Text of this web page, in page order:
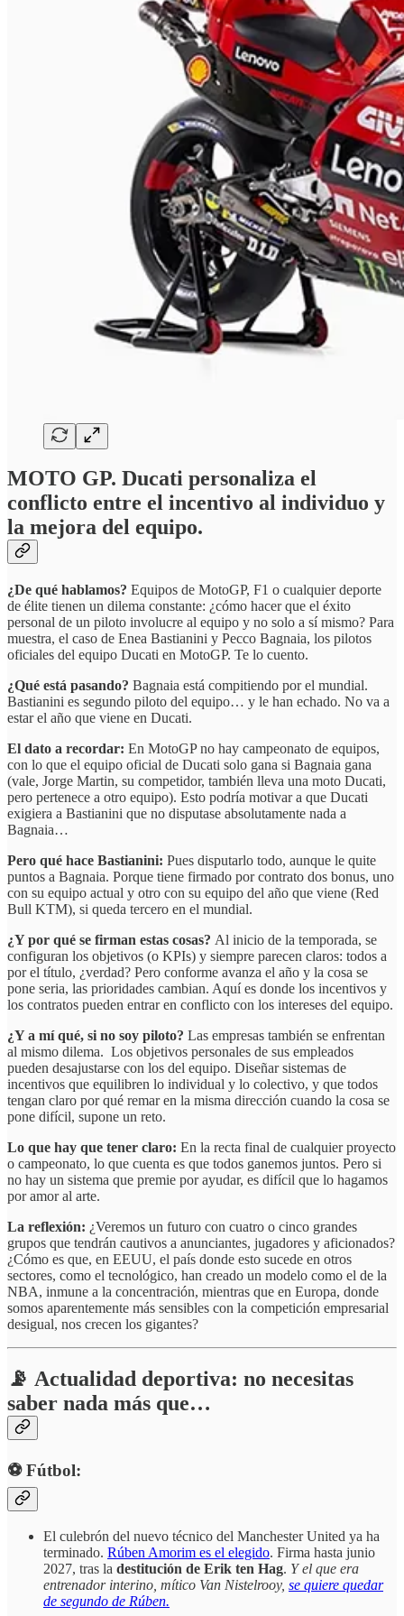
MOTO GP. Ducati personaliza el
conflicto entre el incentivo al individuo y
la mejora del equipo.
¿De qué hablamos? Equipos de MotoGP, F1 o cualquier deporte
de élite tienen un dilema constante: ¿cómo hacer que el éxito
personal de un piloto involucre al equipo y no solo a sí mismo? Para
muestra, el caso de Enea Bastianini y Pecco Bagnaia, los pilotos
oficiales del equipo Ducati en MotoGP. Te lo cuento.
¿Qué está pasando? Bagnaia está compitiendo por el mundial.
Bastianini es segundo piloto del equipo… y le han echado. No va a
estar el año que viene en Ducati.
El dato a recordar: En MotoGP no hay campeonato de equipos,
con lo que el equipo oficial de Ducati solo gana si Bagnaia gana
(vale, Jorge Martin, su competidor, también lleva una moto Ducati,
pero pertenece a otro equipo). Esto podría motivar a que Ducati
exigiera a Bastianini que no disputase absolutamente nada a
Bagnaia…
Pero qué hace Bastianini: Pues disputarlo todo, aunque le quite
puntos a Bagnaia. Porque tiene firmado por contrato dos bonus, uno
con su equipo actual y otro con su equipo del año que viene (Red
Bull KTM), si queda tercero en el mundial.
¿Y por qué se firman estas cosas? Al inicio de la temporada, se
configuran los objetivos (o KPIs) y siempre parecen claros: todos a
por el título, ¿verdad? Pero conforme avanza el año y la cosa se
pone seria, las prioridades cambian. Aquí es donde los incentivos y
los contratos pueden entrar en conflicto con los intereses del equipo.
¿Y a mí qué, si no soy piloto? Las empresas también se enfrentan
al mismo dilema. Los objetivos personales de sus empleados
pueden desajustarse con los del equipo. Diseñar sistemas de
incentivos que equilibren lo individual y lo colectivo, y que todos
tengan claro por qué remar en la misma dirección cuando la cosa se
pone difícil, supone un reto.
Lo que hay que tener claro: En la recta final de cualquier proyecto
o campeonato, lo que cuenta es que todos ganemos juntos. Pero si
no hay un sistema que premie por ayudar, es difícil que lo hagamos
por amor al arte.
La reflexión: ¿Veremos un futuro con cuatro o cinco grandes
grupos que tendrán cautivos a anunciantes, jugadores y aficionados?
¿Cómo es que, en EEUU, el país donde esto sucede en otros
sectores, como el tecnológico, han creado un modelo como el de la
NBA, inmune a la concentración, mientras que en Europa, donde
somos aparentemente más sensibles con la competición empresarial
desigual, nos crecen los gigantes?
📡 Actualidad deportiva: no necesitas
saber nada más que…
⚽️ Fútbol:
El culebrón del nuevo técnico del Manchester United ya ha
terminado. Rúben Amorim es el elegido. Firma hasta junio
2027, tras la destitución de Erik ten Hag. Y el que era
entrenador interino, mítico Van Nistelrooy, se quiere quedar
de segundo de Rúben.